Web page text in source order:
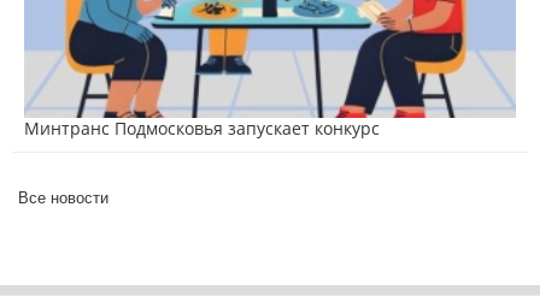
Минтранс Подмосковья запускает конкурс
Все новости